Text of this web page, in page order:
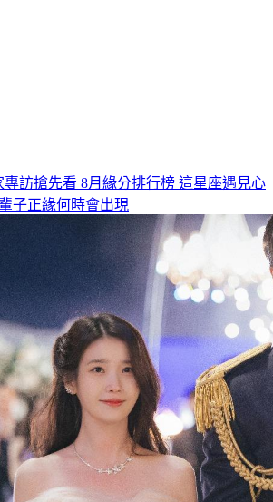
訪搶先看 8月緣分排行榜 這星座遇見心
子正緣何時會出現